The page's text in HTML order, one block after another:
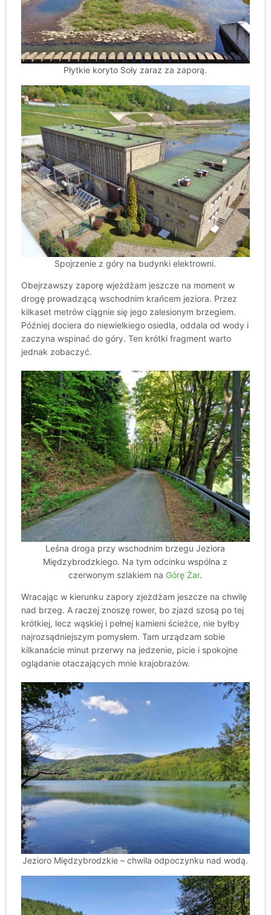
Płytkie koryto Soły zaraz za zaporą.
Spojrzenie z góry na budynki elektrowni.
Obejrzawszy zaporę wjeżdżam jeszcze na moment w
drogę prowadzącą wschodnim krańcem jeziora. Przez
kilkaset metrów ciągnie się jego zalesionym brzegiem.
Później dociera do niewielkiego osiedla, oddala od wody i
zaczyna wspinać do góry. Ten krótki fragment warto
jednak zobaczyć.
Leśna droga przy wschodnim brzegu Jeziora
Międzybrodzkiego. Na tym odcinku wspólna z
czerwonym szlakiem na Górę Żar.
Wracając w kierunku zapory zjeżdżam jeszcze na chwilę
nad brzeg. A raczej znoszę rower, bo zjazd szosą po tej
krótkiej, lecz wąskiej i pełnej kamieni ścieżce, nie byłby
najrozsądniejszym pomysłem. Tam urządzam sobie
kilkanaście minut przerwy na jedzenie, picie i spokojne
oglądanie otaczających mnie krajobrazów.
Jezioro Międzybrodzkie – chwila odpoczynku nad wodą.